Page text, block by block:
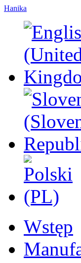
Hanika
Wstęp